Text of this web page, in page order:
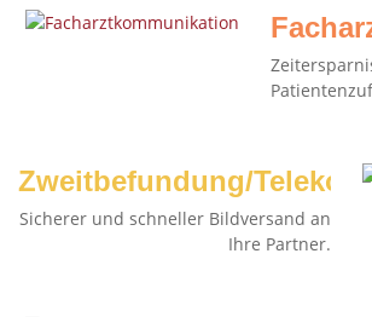
Zweitbefundung/
Sicherer und schneller Bildversand an
Ihre Partner.